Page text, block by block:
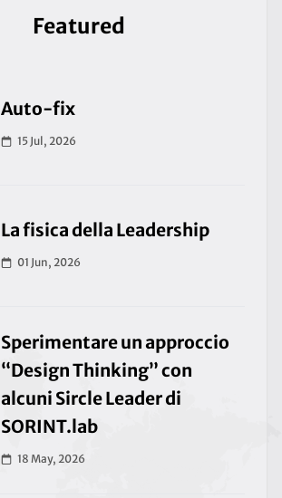
Featured
Auto-fix
15 Jul, 2026
La fisica della Leadership
01 Jun, 2026
Sperimentare un approccio
“Design Thinking” con
alcuni Sircle Leader di
SORINT.lab
18 May, 2026